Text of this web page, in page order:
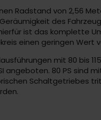
Radstand von 2,56
des
ist das komplette
einen geringen Wert
mit 80 bis
angeboten. 80 PS sind
Schaltgetriebes